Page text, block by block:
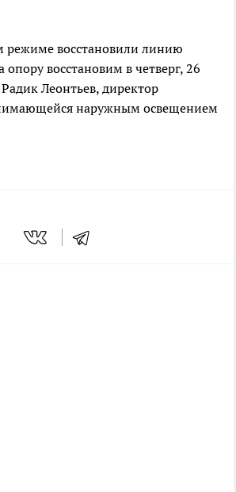
восстановили линию
опору восстановим в четверг, 26
Леонтьев, директор
наружным освещением